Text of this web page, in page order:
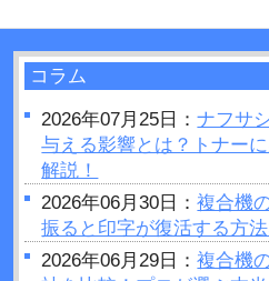
コラム
2026年07月25日：ナフサ
与える影響とは？トナー
解説！
2026年06月30日：複合機
振ると印字が復活する方法
2026年06月29日：複合機